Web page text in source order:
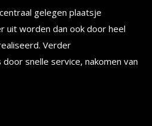
gelegen plaatsje
uit worden dan ook door heel
Verder
snelle service, nakomen van